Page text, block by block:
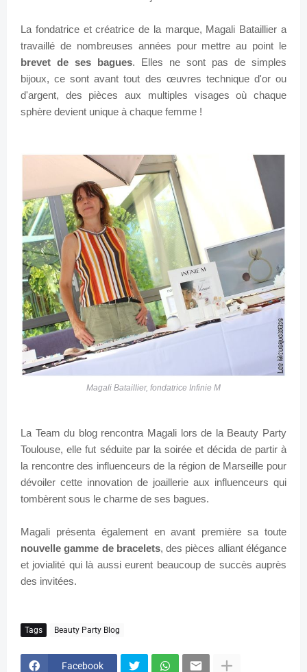
La fondatrice et créatrice de la marque, Magali Bataillier a
travaillé de nombreuses années pour mettre au point le
brevet de ses bagues. Elles ne sont pas de simples
bijoux, ce sont avant tout des œuvres technique d'or ou
d'argent, des pièces aux multiples visages où chaque
sphère devient unique à chaque femme !
Magali Bataillier, fondatrice Infinie M
La Team du blog rencontra Magali lors de la Beauty Party
Toulouse, elle fut séduite par la soirée et décida de partir à
la rencontre des influenceurs de la région de Marseille pour
dévoiler cette innovation de joaillerie aux influenceurs qui
tombèrent sous le charme de ses bagues.
Magali présenta également en avant première sa toute
nouvelle gamme de bracelets, des pièces alliant élégance
et jovialité qui là aussi eurent beaucoup de succès auprès
des invitées.
Tags Beauty Party Blog
Facebook